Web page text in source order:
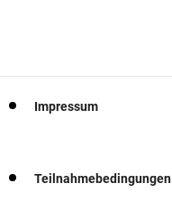
Impressum
Teilnahmebedingungen